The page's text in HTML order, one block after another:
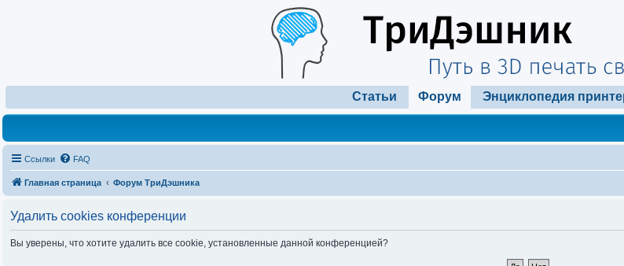
Статьи Форум Энциклопедия
Ссылки FAQ
Главная страница Форум ТриДэшника
Удалить cookies конференции
Вы уверены, что хотите удалить все cookie, установленные данной конференцией?